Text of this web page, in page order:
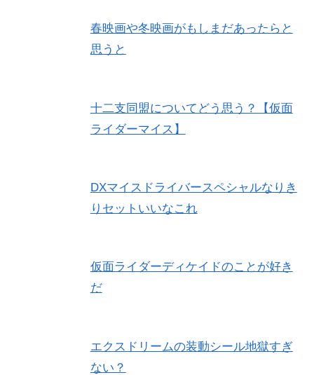
春映画や冬映画がもしまだあったらと
思うと
十二支同盟についてどう思う？【仮面
ライダーマイス】
DXマイスドライバースペシャルなりき
りセットいいなこれ
仮面ライダーディケイドのことが好き
だ
エクスドリームの装動シール地獄すぎ
ない？